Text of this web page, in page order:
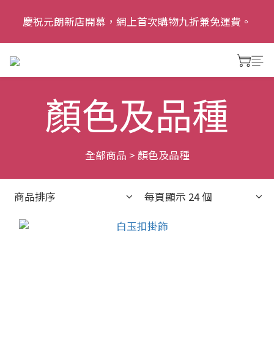
慶祝元朗新店開幕，網上首次購物九折兼免運費。
慶祝元朗新店開幕，網上首次購物九折兼免運費。
追蹤我哋Instagram: dalias.garden 了解更多優惠及精
慶祝元朗新店開幕，網上首次購物九折兼免運費。
顏色及品種
全部商品 > 顏色及品種
商品排序 每頁顯示 24 個